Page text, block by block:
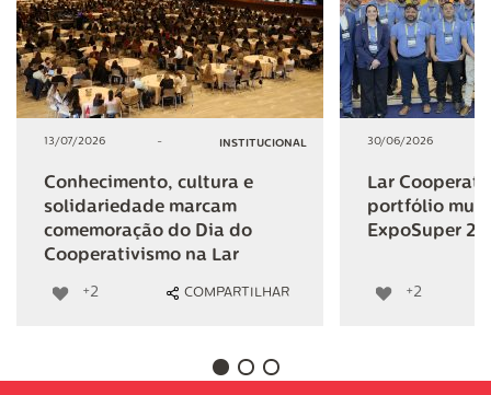
13/07/2026 - INSTITUCIONAL
Conhecimento, cultura e
solidariedade marcam
comemoração do Dia do
Cooperativismo na Lar
+2 COMPARTILHAR
30/06/2026
Lar
portfólio
ExpoSuper
+2